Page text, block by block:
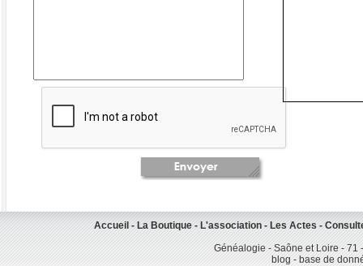
Accueil - La Boutique - L'association - Les Actes -
Généalogie - Saône et Loire -
blog - base de